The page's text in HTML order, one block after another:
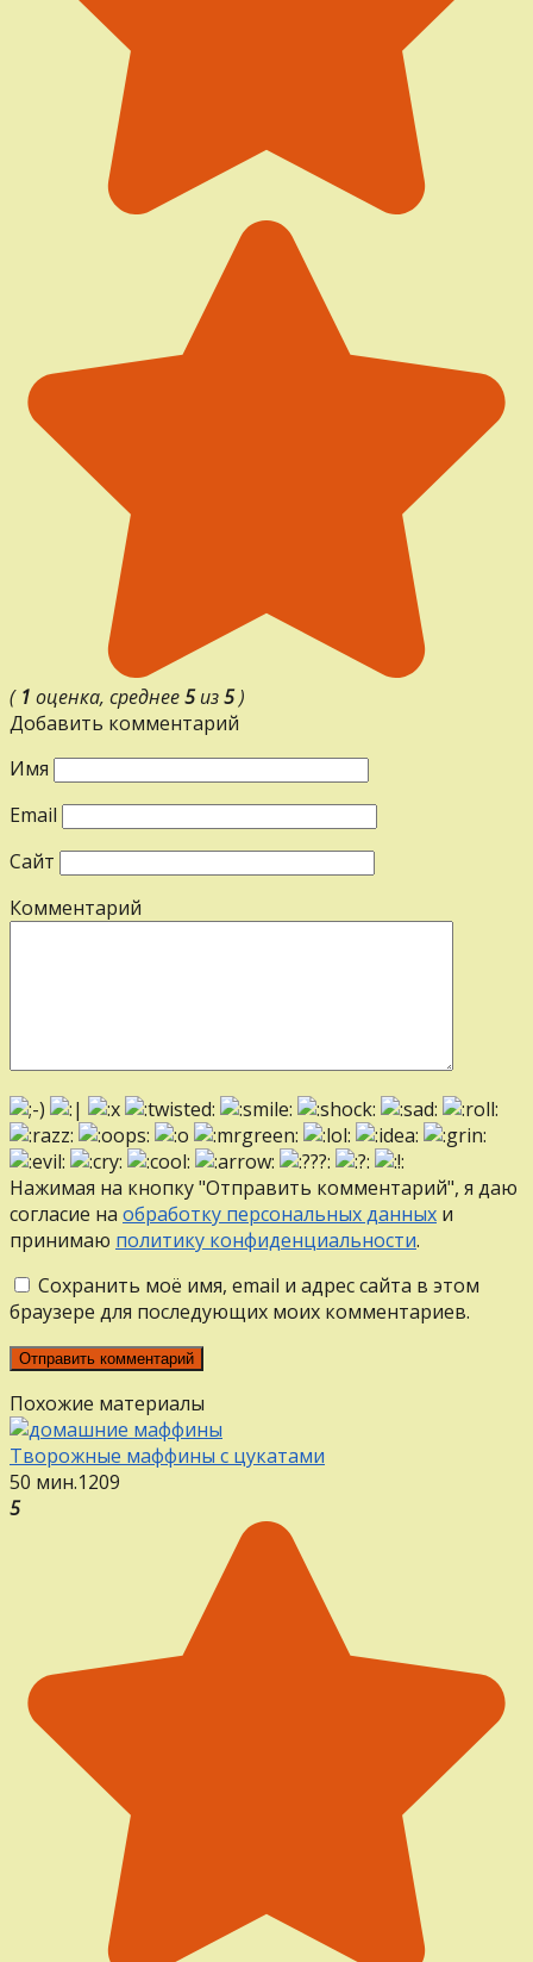
( 1 оценка, среднее5из5)
Добавить комментарий
Имя
Email
Сайт
Комментарий
Нажимая на кнопку "Отправить комментарий", я даю
согласие на обработку персональных данных и
принимаю политику конфиденциальности.
Сохранить моё имя, email и адрес сайта в этом
браузере для последующих моих комментариев.
Похожие материалы
Творожные маффины с цукатами
50 мин.1209
5